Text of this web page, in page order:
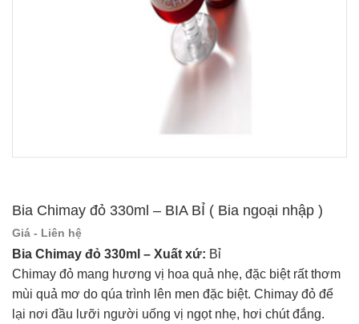
Bia Chimay đỏ 330ml – BIA BỈ ( Bia ngoại nhập )
Giá - Liên hệ
Bia Chimay đỏ 330ml – Xuất xứ: Bỉ
Chimay đỏ mang hương vị hoa quả nhẹ, đặc biệt rất thơm
mùi quả mơ do qúa trình lên men đặc biệt. Chimay đỏ để
lại nơi đầu lưỡi người uống vị ngọt nhẹ, hơi chút đắng.